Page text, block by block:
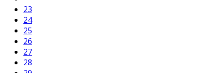
23
24
25
26
27
28